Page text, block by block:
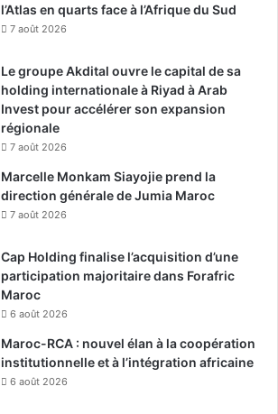
l’Atlas en quarts face à l’Afrique du Sud
7 août 2026
Le groupe Akdital ouvre le capital de sa
holding internationale à Riyad à Arab
Invest pour accélérer son expansion
régionale
7 août 2026
Marcelle Monkam Siayojie prend la
direction générale de Jumia Maroc
7 août 2026
Cap Holding finalise l’acquisition d’une
participation majoritaire dans Forafric
Maroc
6 août 2026
Maroc-RCA : nouvel élan à la coopération
institutionnelle et à l’intégration africaine
6 août 2026